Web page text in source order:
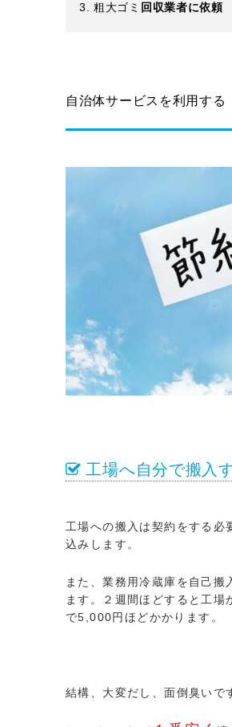
粗大ゴミ 回収業者に依頼
自治体サービスを利用する
工場へ自分で搬入
工場への搬入は契約をする必
込みします。
また、業務用冷蔵庫を自己
ます。２週間ほどすると工
で5,000円ほどかかります。
結構、大変だし、面倒臭いで